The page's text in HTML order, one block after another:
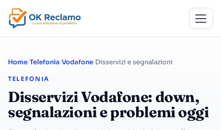
Home Telefonia Vodafone Disservizi e segnalazioni
TELEFONIA
Disservizi Vodafone: down,
segnalazioni e problemi oggi